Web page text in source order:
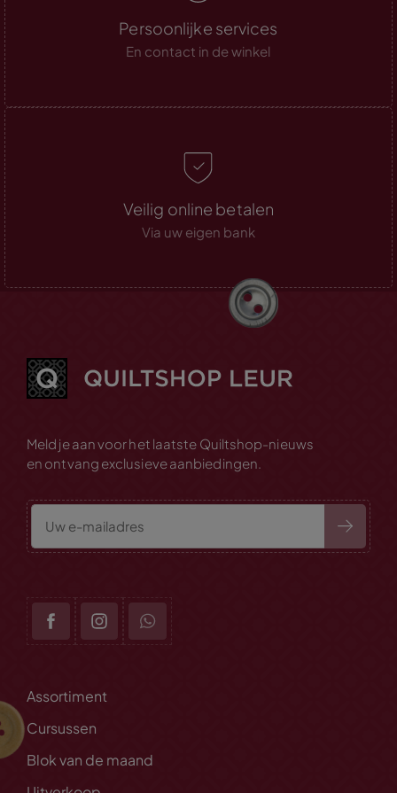
Persoonlijke services
En contact in de winkel
Veilig online betalen
Via uw eigen bank
Meld je aan voor het laatste Quiltshop-nieuws
en ontvang exclusieve aanbiedingen.
Assortiment
Cursussen
Blok van de maand